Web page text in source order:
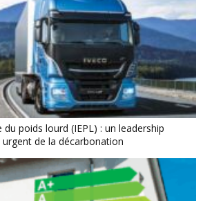
du poids lourd (IEPL) : un leadership
de la décarbonation